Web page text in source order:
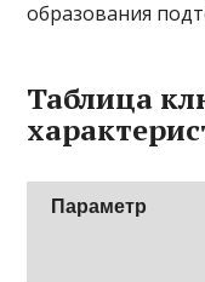
образования
Таблица
Параметр